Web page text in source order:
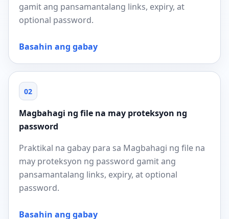
gamit ang pansamantalang links, expiry, at
optional password.
Basahin ang gabay
02
Magbahagi ng file na may proteksyon ng
password
Praktikal na gabay para sa Magbahagi ng file na
may proteksyon ng password gamit ang
pansamantalang links, expiry, at optional
password.
Basahin ang gabay